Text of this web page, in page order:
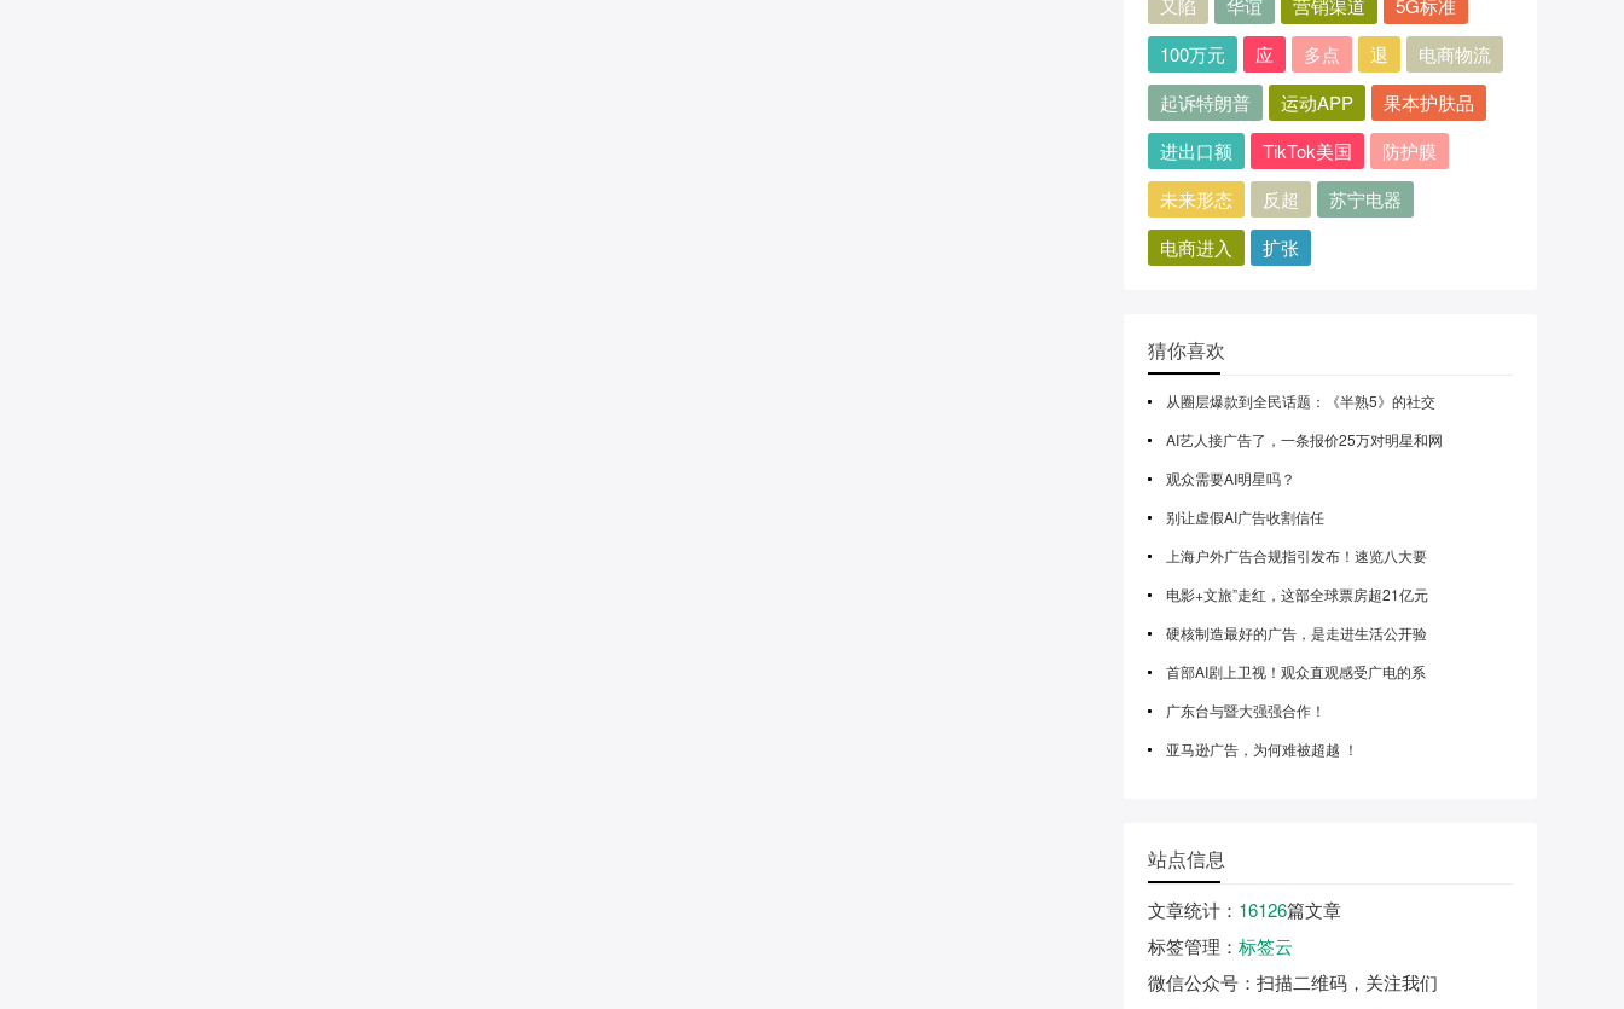
又陷
华谊 营销渠道
5G标准
100万元
应 多点 退
电商物流
起诉特朗普
运动APP
果本护肤品
进出口额
TikTok美国
防护膜
未来形态
反超
苏宁电器
电商进入
扩张
猜你喜欢
从圈层爆款到全民话题：《半熟5》的社交
AI艺人接广告了，一条报价25万对明星和网
观众需要AI明星吗？
别让虚假AI广告收割信任
上海户外广告合规指引发布！速览八大要
电影+文旅”走红，这部全球票房超21亿元
硬核制造最好的广告，是走进生活公开验
首部AI剧上卫视！观众直观感受广电的系
广东台与暨大强强合作！
亚马逊广告，为何难被超越 ！
站点信息
文章统计 ： 16126篇文章
标签管理 ： 标签云
微信公众号 ：扫描二维码，关注我们